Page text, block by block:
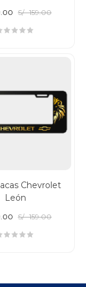
S/ 159.00
Chevrolet
León
S/ 159.00